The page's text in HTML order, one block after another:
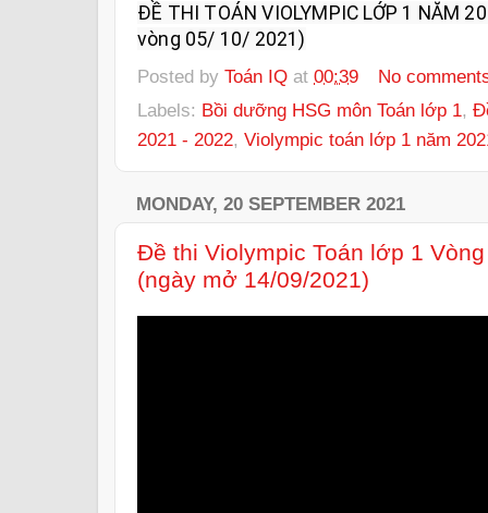
ĐỀ THI TOÁN VIOLYMPIC LỚP 1 NĂM
vòng 05/ 10/ 2021)
Posted by Toán IQ at 00:39
No
Labels: Bồi dưỡng HSG môn Toán lớp 1,
2021 - 2022, Violympic toán lớp 1 năm
MONDAY, 20 SEPTEMBER 2021
Đề thi Violympic Toán lớp 1
(ngày mở 14/09/2021)